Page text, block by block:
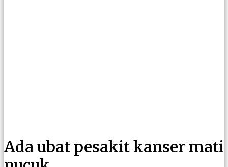
Ada ubat pesakit kanser mati